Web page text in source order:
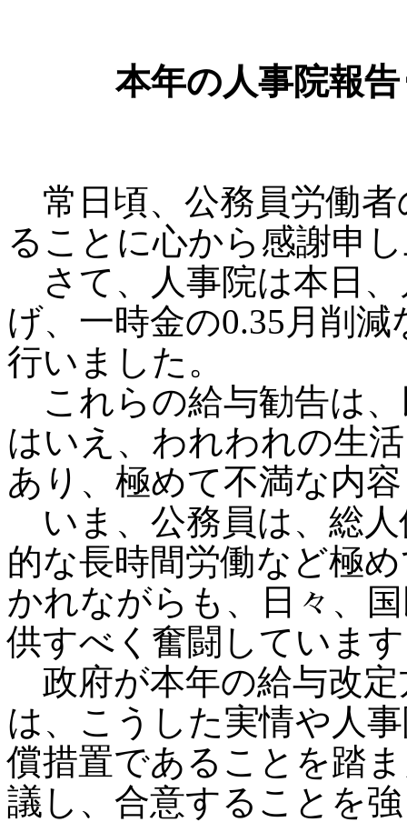
本年の人事院報
常日頃、公務員労働者
ることに心から感謝申
さて、人事院は本日、
げ、一時金の0.35月削
行いました。
これらの給与勧告は
はいえ、われわれの生
あり、極めて不満な内
いま、公務員は、総人
的な長時間労働など極
かれながらも、日々、
供すべく奮闘していま
政府が本年の給与改
は、こうした実情や人
償措置であることを踏
議し、合意することを